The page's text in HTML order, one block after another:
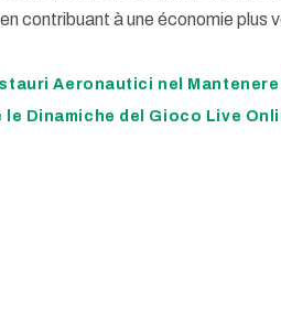
contribuant à une économie plus
Aeronautici nel
le Dinamiche del Gioco Live